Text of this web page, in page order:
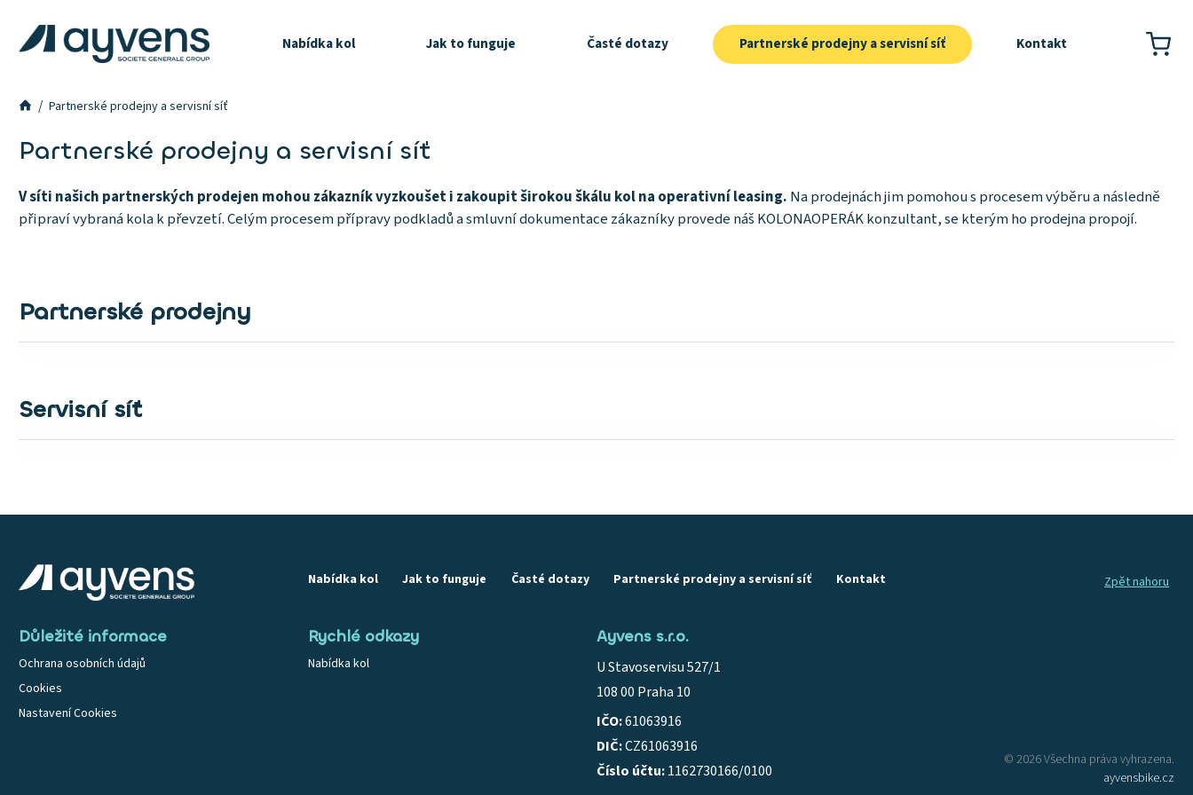
Nabídka kol Jak to funguje Časté dotazy Partnerské prodejny a servisní síť Kontakt
Partnerské prodejny a servisní síť
Partnerské prodejny a servisní síť
V síti našich partnerských prodejen mohou zákazník vyzkoušet i zakoupit širokou škálu kol na operativní leasing. Na prodejnách jim pomohou s procesem výběru a následně
připraví vybraná kola k převzetí. Celým procesem přípravy podkladů a smluvní dokumentace zákazníky provede náš KOLONAOPERÁK konzultant, se kterým ho prodejna propojí.
Partnerské prodejny
Servisní síť
Nabídka kol Jak to funguje Časté dotazy Partnerské prodejny a servisní síť Kontakt Zpět nahoru
Důležité informace
Ochrana osobních údajů
Cookies
Nastavení Cookies
Rychlé odkazy
Nabídka kol
Ayvens s.r.o.
U Stavoservisu 527/1
108 00 Praha 10
IČO:61063916
DIČ:CZ61063916
Číslo účtu:1162730166/0100
© 2026 Všechna práva vyhrazena.
ayvensbike.cz